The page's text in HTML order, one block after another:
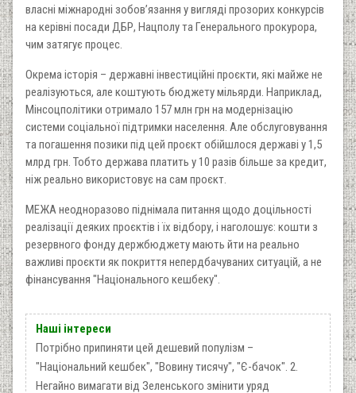
власні міжнародні зобовʼязання у вигляді прозорих конкурсів
на керівні посади ДБР, Нацполу та Генерального прокурора,
чим затягує процес.
Окрема історія – державні інвестиційні проєкти, які майже не
реалізуються, але коштують бюджету мільярди. Наприклад,
Мінсоцполітики отримало 157 млн грн на модернізацію
системи соціальної підтримки населення. Але обслуговування
та погашення позики під цей проєкт обійшлося державі у 1,5
млрд грн. Тобто держава платить у 10 разів більше за кредит,
ніж реально використовує на сам проєкт.
МЕЖА неодноразово піднімала питання щодо доцільності
реалізації деяких проєктів і їх відбору, і наголошує: кошти з
резервного фонду держбюджету мають йти на реально
важливі проєкти як покриття непердбачуваних ситуацій, а не
фінансування "Національного кешбеку".
Наші інтереси
Потрібно припиняти цей дешевий популізм –
"Національний кешбек", "Вовину тисячу", "Є-бачок". 2.
Негайно вимагати від Зеленського змінити уряд